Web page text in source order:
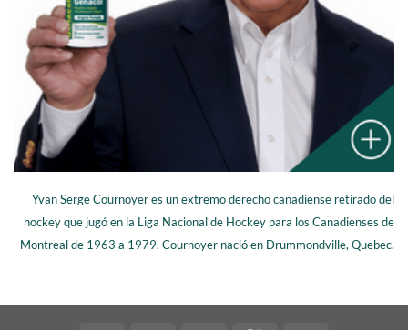
Yvan Serge Cournoyer es un extremo derecho canadiense retirado del
hockey que jugó en la Liga Nacional de Hockey para los Canadienses de
Montreal de 1963 a 1979. Cournoyer nació en Drummondville, Quebec.